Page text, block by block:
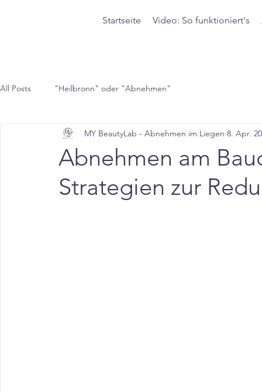
Startseite Video: So funktioniert's
All Posts "Heilbronn" oder "Abnehmen"
Abnehmen am
Strategien zur
MY BeautyLab - Abnehmen im Liegen 8. Apr.